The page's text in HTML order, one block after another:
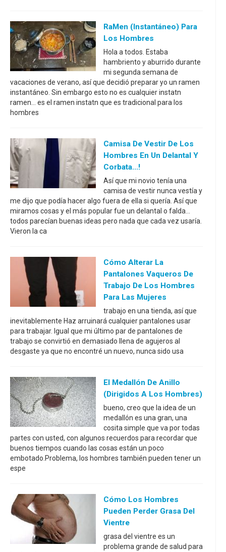
RaMen (instantáneo) Para
Los Hombres
Hola a todos. Estaba
hambriento y aburrido durante
mi segunda semana de
vacaciones de verano, así que decidió preparar yo un ramen
instantáneo. Sin embargo esto no es cualquier instatn
ramen... es el ramen instatn que es tradicional para los
hombres
Camisa De Vestir De Los
Hombres En Un Delantal Y
Corbata...!
Así que mi novio tenía una
camisa de vestir nunca vestía y
me dijo que podía hacer algo fuera de ella si quería. Así que
miramos cosas y el más popular fue un delantal o falda...
todos parecían buenas ideas pero nada que cada vez usaría.
Vieron la ca
Cómo Alterar La
Pantalones Vaqueros De
Trabajo De Los Hombres
Para Las Mujeres
trabajo en una tienda, así que
inevitablemente Haz arruinará cualquier pantalones usar
para trabajar. Igual que mi último par de pantalones de
trabajo se convirtió en demasiado llena de agujeros al
desgaste ya que no encontré un nuevo, nunca sido usa
El Medallón De Anillo
(dirigidos A Los Hombres)
bueno, creo que la idea de un
medallón es una gran, una
cosita simple que va por todas
partes con usted, con algunos recuerdos para recordar que
buenos tiempos cuando las cosas están un poco
embotado.Problema, los hombres también pueden tener un
espe
Cómo Los Hombres
Pueden Perder Grasa Del
Vientre
grasa del vientre es un
problema grande de salud para